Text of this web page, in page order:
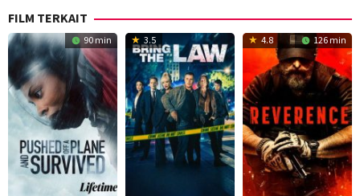
FILM TERKAIT
90 min 3.5 4.8 126 min